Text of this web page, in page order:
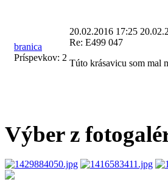
branica
Príspevkov: 2
20.02.2016 17:25
Re: E499 047
Túto krásavicu som mal
Výber z